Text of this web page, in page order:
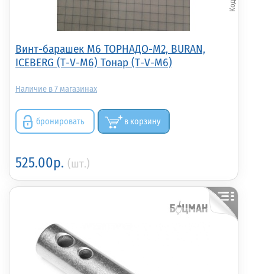
Винт-барашек М6 ТОРНАДО-М2, BURAN,
ICEBERG (Т-V-М6) Тонар (Т-V-М6)
7
бронировать в корзину
525.00р. (шт.)